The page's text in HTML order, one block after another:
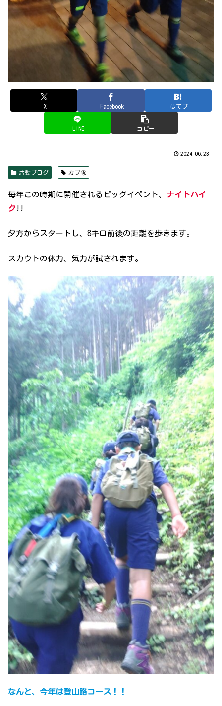
X Facebook はてブ
LINE コピー
2024.06.23
活動ブログ カブ隊
毎年この時期に開催されるビッグイベント、 ナイトハイ
ク !!
夕方からスタートし、8キロ前後の距離を歩きます。
スカウトの体力、気力が試されます。
なんと、今年は登山路コース！！